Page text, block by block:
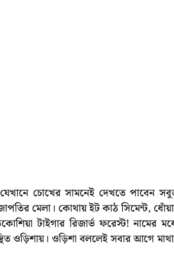
চোখের সামনেই দেখতে পাবেন
মেলা। কোথায় ইট কাঠ সিমেন্ট,
টাইগার রিজার্ভ ফরেস্ট! নামের
ওড়িশায়। ওড়িশা বললেই সবার আগে